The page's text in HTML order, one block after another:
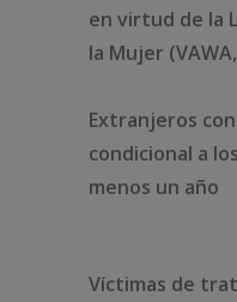
en virtud de la
la Mujer
Extranjeros
condicional a
menos un año
Víctimas de